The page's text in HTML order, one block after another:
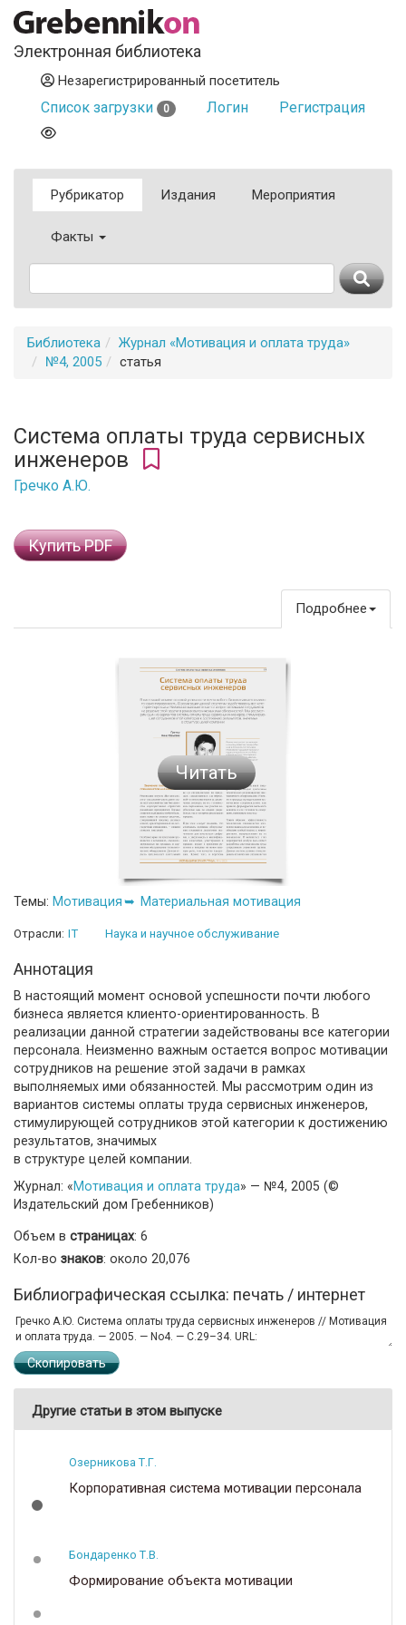
Электронная библиотека
Незарегистрированный посетитель
Список загрузки 0 Логин Регистрация
Рубрикатор Издания Мероприятия
Факты
Библиотека
Журнал «Мотивация и оплата труда»
№4, 2005
статья
Система оплаты труда сервисных
инженеров
Гречко А.Ю.
Купить PDF
Подробнее
Читать
Темы: Мотивация Материальная мотивация
Отрасли: IT Наука и научное обслуживание
Аннотация
В настоящий момент основой успешности почти любого
бизнеса является клиенто-ориентированность. В
реализации данной стратегии задействованы все категории
персонала. Неизменно важным остается вопрос мотивации
сотрудников на решение этой задачи в рамках
выполняемых ими обязанностей. Мы рассмотрим один из
вариантов системы оплаты труда сервисных инженеров,
стимулирующей сотрудников этой категории к достижению
результатов, значимых
в структуре целей компании.
Журнал: «Мотивация и оплата труда» — №4, 2005 (©
Издательский дом Гребенников)
Объем в страницах: 6
Кол-во знаков: около 20,076
Библиографическая ссылка: печать / интернет
Скопировать
Другие статьи в этом выпуске
Озерникова Т.Г.
Корпоративная система мотивации персонала
Бондаренко Т.В.
Формирование объекта мотивации